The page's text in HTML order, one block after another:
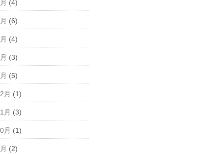
(4)
(6)
(4)
(3)
(5)
月 (1)
月 (3)
月 (1)
(2)